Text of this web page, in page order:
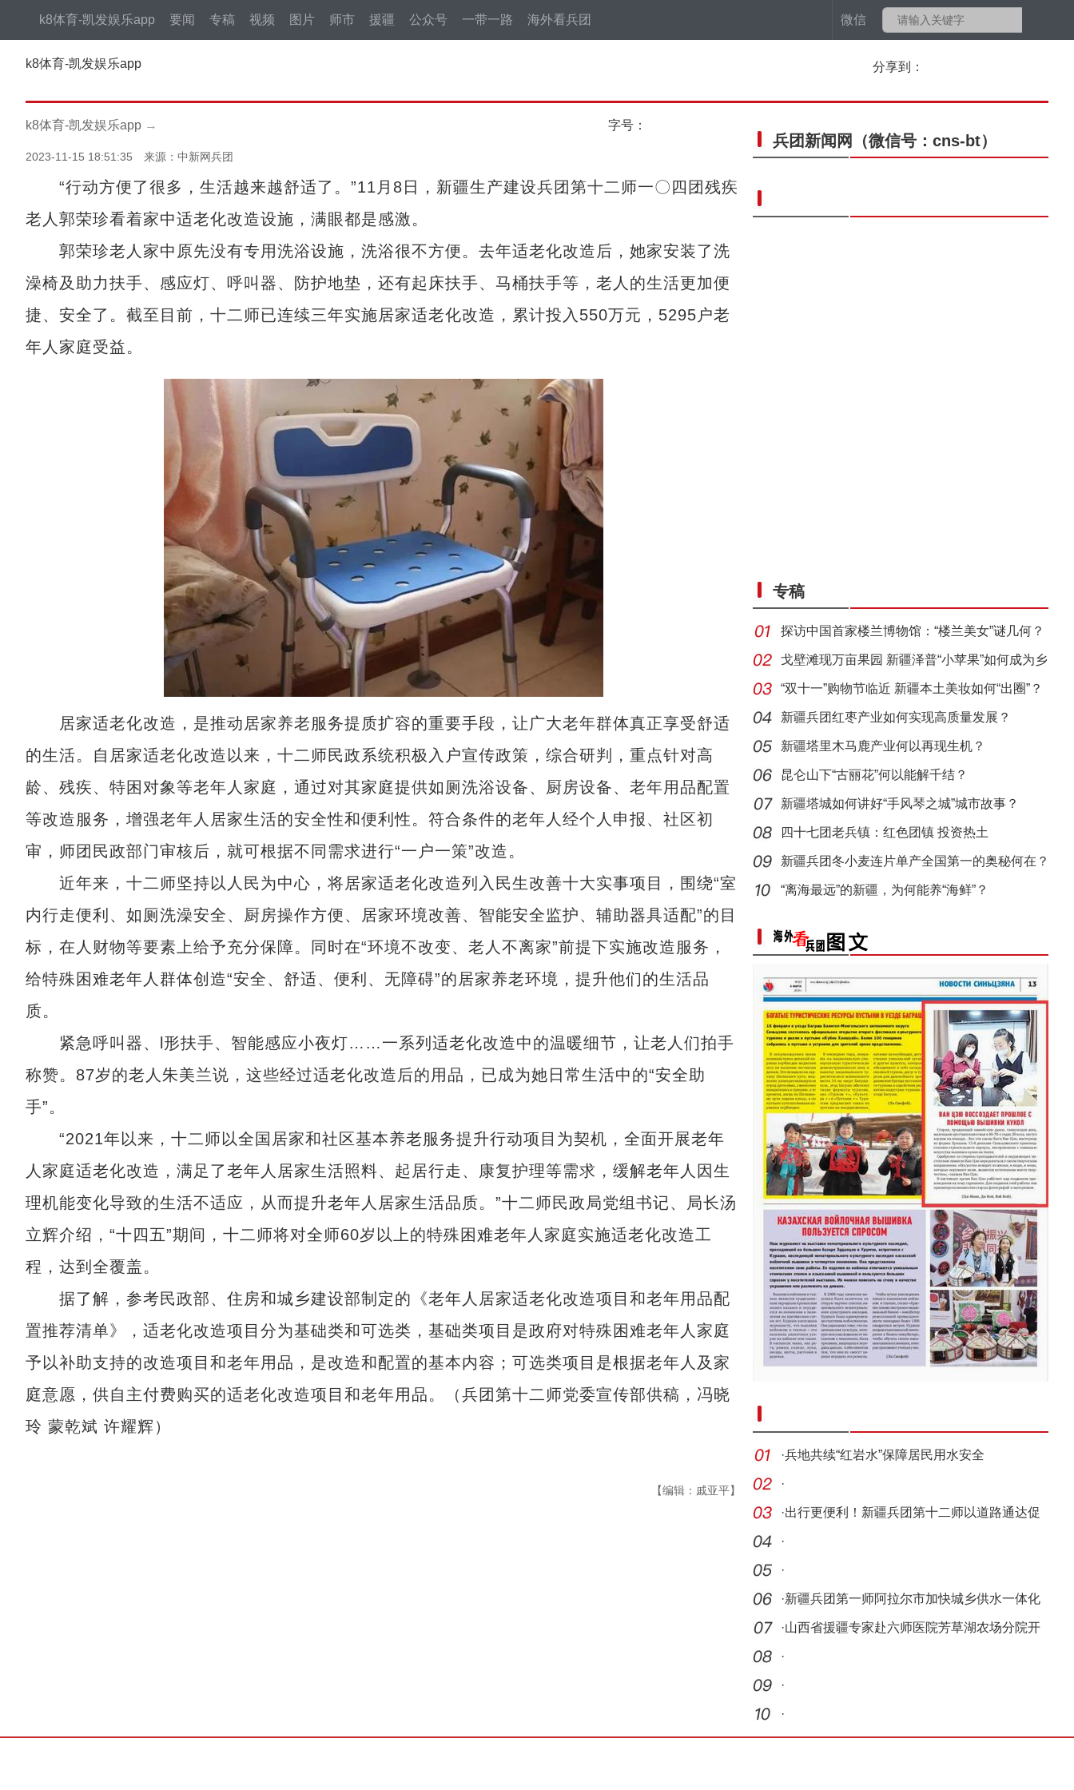
微信
k8体育-凯发娱乐app 要闻 专稿 视频 图片 师市 援疆 公众号 一带一路 海外看兵团
k8体育-凯发娱乐app 分享到：
k8体育-凯发娱乐app → 字号：
2023-11-15 18:51:35 来源：中新网兵团
“行动方便了很多，生活越来越舒适了。”11月8日，新疆生产建设兵团第十二师一〇四团残疾
老人郭荣珍看着家中适老化改造设施，满眼都是感激。
郭荣珍老人家中原先没有专用洗浴设施，洗浴很不方便。去年适老化改造后，她家安装了洗
澡椅及助力扶手、感应灯、呼叫器、防护地垫，还有起床扶手、马桶扶手等，老人的生活更加便
捷、安全了。截至目前，十二师已连续三年实施居家适老化改造，累计投入550万元，5295户老
年人家庭受益。
居家适老化改造，是推动居家养老服务提质扩容的重要手段，让广大老年群体真正享受舒适
的生活。自居家适老化改造以来，十二师民政系统积极入户宣传政策，综合研判，重点针对高
龄、残疾、特困对象等老年人家庭，通过对其家庭提供如厕洗浴设备、厨房设备、老年用品配置
等改造服务，增强老年人居家生活的安全性和便利性。符合条件的老年人经个人申报、社区初
审，师团民政部门审核后，就可根据不同需求进行“一户一策”改造。
近年来，十二师坚持以人民为中心，将居家适老化改造列入民生改善十大实事项目，围绕“室
内行走便利、如厕洗澡安全、厨房操作方便、居家环境改善、智能安全监护、辅助器具适配”的目
标，在人财物等要素上给予充分保障。同时在“环境不改变、老人不离家”前提下实施改造服务，
给特殊困难老年人群体创造“安全、舒适、便利、无障碍”的居家养老环境，提升他们的生活品
质。
紧急呼叫器、l形扶手、智能感应小夜灯……一系列适老化改造中的温暖细节，让老人们拍手
称赞。87岁的老人朱美兰说，这些经过适老化改造后的用品，已成为她日常生活中的“安全助
手”。
“2021年以来，十二师以全国居家和社区基本养老服务提升行动项目为契机，全面开展老年
人家庭适老化改造，满足了老年人居家生活照料、起居行走、康复护理等需求，缓解老年人因生
理机能变化导致的生活不适应，从而提升老年人居家生活品质。”十二师民政局党组书记、局长汤
立辉介绍，“十四五”期间，十二师将对全师60岁以上的特殊困难老年人家庭实施适老化改造工
程，达到全覆盖。
据了解，参考民政部、住房和城乡建设部制定的《老年人居家适老化改造项目和老年用品配
置推荐清单》，适老化改造项目分为基础类和可选类，基础类项目是政府对特殊困难老年人家庭
予以补助支持的改造项目和老年用品，是改造和配置的基本内容；可选类项目是根据老年人及家
庭意愿，供自主付费购买的适老化改造项目和老年用品。（兵团第十二师党委宣传部供稿，冯晓
玲 蒙乾斌 许耀辉）
【编辑：戚亚平】
兵团新闻网 （微信号：cns-bt）
专稿
探访中国首家楼兰博物馆：“楼兰美女”谜几何？
戈壁滩现万亩果园 新疆泽普“小苹果”如何成为乡
村
“双十一”购物节临近 新疆本土美妆如何“出圈”？
新疆兵团红枣产业如何实现高质量发展？
新疆塔里木马鹿产业何以再现生机？
昆仑山下“古丽花”何以能解千结？
新疆塔城如何讲好“手风琴之城”城市故事？
四十七团老兵镇：红色团镇 投资热土
新疆兵团冬小麦连片单产全国第一的奥秘何在？
“离海最远”的新疆，为何能养“海鲜”？
·兵地共续“红岩水”保障居民用水安全
·
·出行更便利！新疆兵团第十二师以道路通达促
进兵地
·
·
·新疆兵团第一师阿拉尔市加快城乡供水一体化
建设步
·山西省援疆专家赴六师医院芳草湖农场分院开
展大型
·
·
·